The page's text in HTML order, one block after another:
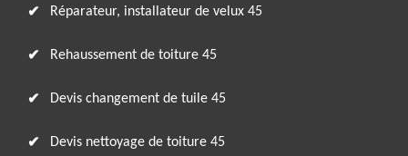
Réparateur, installateur de velux 45
Rehaussement de toiture 45
Devis changement de tuile 45
Devis nettoyage de toiture 45